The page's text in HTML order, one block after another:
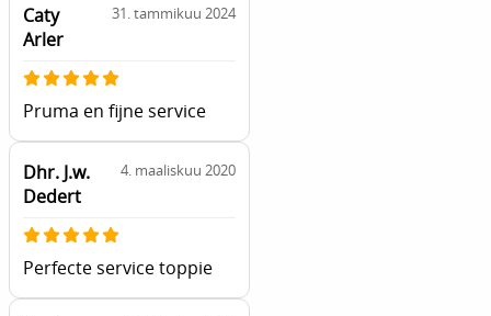
Caty
Arler
31. tammikuu 2024
Pruma en fijne service
Dhr. J.w.
Dedert
4. maaliskuu 2020
Perfecte service toppie